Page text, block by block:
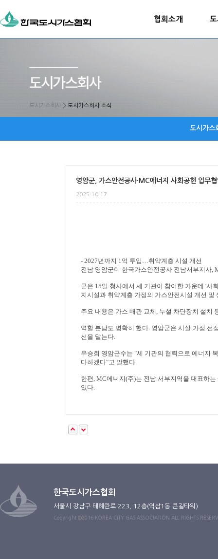
협회소개
도시가스회사 > 도시가스회사 소식
도시가스
영암군, 가스안전공사·MC에너지 사회공헌 업무
2025-10-17
- 2027년까지 1억 투입 …취약계층 시설 개선
전남 영암군이 한국가스안전공사 전남서부지사,
군은 15일 청사에서 세 기관이 참여한 가운데 '사
지시설과 취약계층 가정의 가스안전시설 개선 및
주요 내용은 가스 배관 교체, 누설 차단장치 설치
역할 분담도 명확히 했다. 영암군은 시설 ·가정 선
선을 맡는다.
우승희 영암군수는 "세 기관의 협력으로 에너지
다하겠다"고 말했다.
한편, MC에너지(주)는 전남 서부지역을 대표하
있다.
한국도시가스협회
서울시 강남구 테헤란로 223, 12층(역삼1동 큰길타워)
Copyright ©2016 KOREA CITY GAS ASSOCIATION ALL RIGHTS